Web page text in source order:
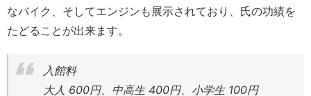
なバイク、そしてエンジンも展示されており、氏の功績を
たどることが出来ます。
入館料
大人 600円、中高生 400円、小学生 100円